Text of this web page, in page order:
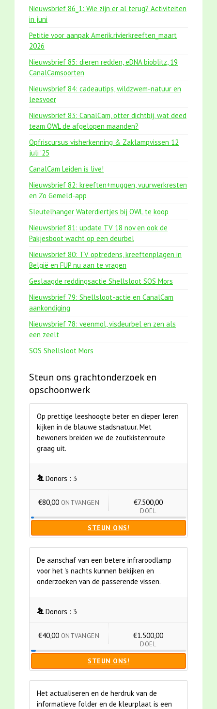
Nieuwsbrief 86_1: Wie zijn er al terug? Activiteiten
in juni
Petitie voor aanpak Amerik.rivierkreeften_maart
2026
Nieuwsbrief 85: dieren redden, eDNA bioblitz, 19
CanalCamsoorten
Nieuwsbrief 84: cadeautips, wildzwem-natuur en
leesvoer
Nieuwsbrief 83: CanalCam, otter dichtbij, wat deed
team OWL de afgelopen maanden?
Opfriscursus visherkenning & Zaklampvissen 12
juli '25
CanalCam Leiden is live!
Nieuwsbrief 82: kreeften+muggen, vuurwerkresten
en Zo Gemeld-app
Sleutelhanger Waterdiertjes bij OWL te koop
Nieuwsbrief 81: update TV 18 nov en ook de
Pakjesboot wacht op een deurbel
Nieuwsbrief 80: TV optredens, kreeftenplagen in
België en FUP nu aan te vragen
Geslaagde reddingsactie Shellsloot SOS Mors
Nieuwsbrief 79: Shellsloot-actie en CanalCam
aankondiging
Nieuwsbrief 78: veenmol, visdeurbel en zen als
een zeelt
SOS Shellsloot Mors
Steun ons grachtonderzoek en
opschoonwerk
Op prettige leeshoogte beter en dieper leren
kijken in de blauwe stadsnatuur. Met
bewoners breiden we de zoutkistenroute
graag uit.
Donors : 3
€80,00 ONTVANGEN €7.500,00
DOEL
STEUN ONS!
De aanschaf van een betere infraroodlamp
voor het 's nachts kunnen bekijken en
onderzoeken van de passerende vissen.
Donors : 3
€40,00 ONTVANGEN €1.500,00
DOEL
STEUN ONS!
Het actualiseren en de herdruk van de
informatieve folder en de kleurplaat is een